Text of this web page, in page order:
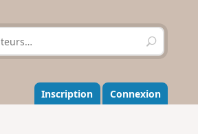
R
e
h
e
r
Inscription Connexion